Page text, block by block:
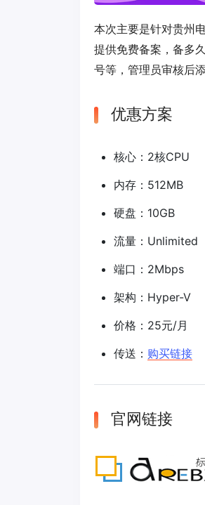
本次主要是针对贵州
提供免费备案，备多
号等，管理员审核后
优惠方案
核心：2核CPU
内存：512MB
硬盘：10GB
流量：Unlimited
端口：2Mbps
架构：Hyper-V
价格：25元/月
传送： 购买链接
官网链接